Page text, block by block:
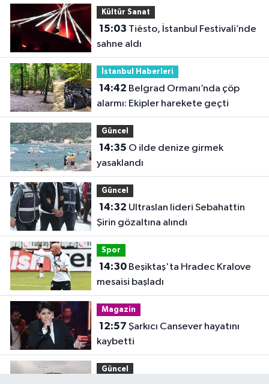
Kültür Sanat
15:03
sahne aldı
İstanbul Haberleri
14:42
alarmı: Ekipler harekete geçti
Güncel
14:35
yasaklandı
Güncel
14:32
Şirin gözaltına alındı
Spor
14:30Beşiktaş'ta Hradec Kralove
mesaisi başladı
Magazin
12:57
kaybetti
Güncel